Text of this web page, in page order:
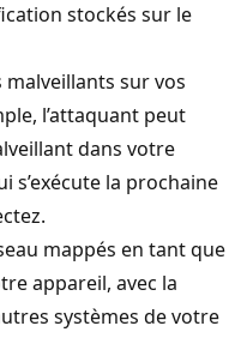
stockés sur le
sur vos
l’attaquant peut
dans votre
s’exécute la prochaine
mappés en tant que
appareil, avec la
systèmes de votre